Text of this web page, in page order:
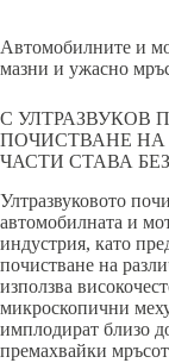
Автомобилните и
мазни и ужасно
С УЛТРАЗВУКОВ
ПОЧИСТВАНЕ
ЧАСТИ СТАВА
Ултразвуковото
автомобилната и
индустрия, като
почистване на
използва
микроскопични
имплодират близо
премахвайки